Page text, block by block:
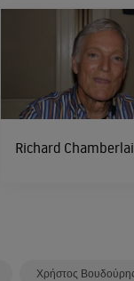
Richard
Χρήστος